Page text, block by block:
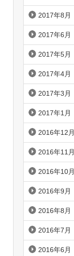
2017年8月
2017年6月
2017年5月
2017年4月
2017年3月
2017年1月
2016年12月
2016年11月
2016年10月
2016年9月
2016年8月
2016年7月
2016年6月